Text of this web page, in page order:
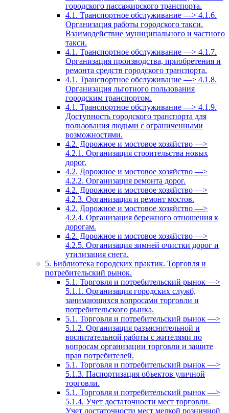
городского пассажирского транспорта.
4.1. Транспортное обслуживание —> 4.1.6.
Организация работы городского такси.
Взаимодействие муниципального и частного
такси.
4.1. Транспортное обслуживание —> 4.1.7.
Организация производства, приобретения и
ремонта средств городского транспорта.
4.1. Транспортное обслуживание —> 4.1.8.
Организация льготного пользования
городским транспортом.
4.1. Транспортное обслуживание —> 4.1.9.
Доступность городского транспорта для
пользования людьми с ограниченными
возможностями.
4.2. Дорожное и мостовое хозяйство —>
4.2.1. Организация строительства новых
дорог.
4.2. Дорожное и мостовое хозяйство —>
4.2.2. Организация ремонта дорог.
4.2. Дорожное и мостовое хозяйство —>
4.2.3. Организация и ремонт мостов.
4.2. Дорожное и мостовое хозяйство —>
4.2.4. Организация бережного отношения к
дорогам.
4.2. Дорожное и мостовое хозяйство —>
4.2.5. Организация зимней очистки дорог и
утилизация снега.
5. Библиотека городских практик. Торговля и
потребительский рынок.
5.1. Торговля и потребительский рынок —>
5.1.1. Организация городских служб,
занимающихся вопросами торговли и
потребительского рынка.
5.1. Торговля и потребительский рынок —>
5.1.2. Организация разъяснительной и
воспитательной работы с жителями по
вопросам организации торговли и защите
прав потребителей.
5.1. Торговля и потребительский рынок —>
5.1.3. Паспортизация объектов уличной
торговли.
5.1. Торговля и потребительский рынок —>
5.1.4. Учет достаточности мест торговли.
Учет достаточности мест мелкой розничной